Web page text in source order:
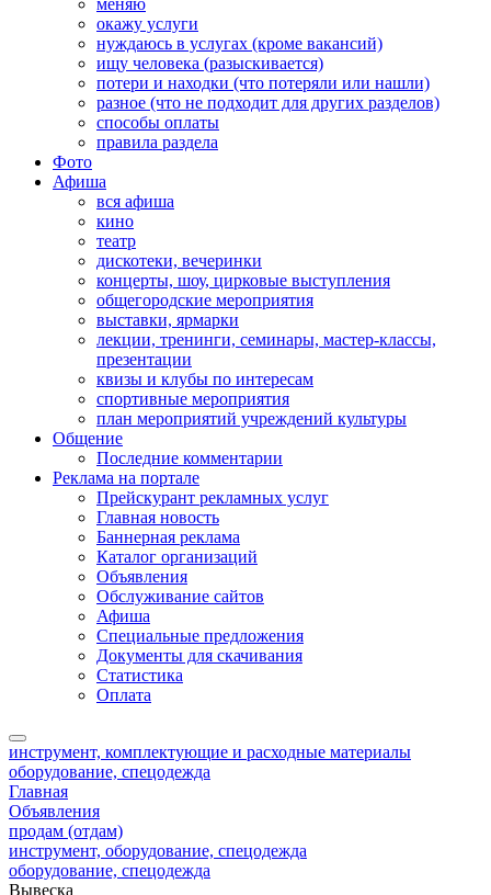
меняю
окажу услуги
нуждаюсь в услугах (кроме вакансий)
ищу человека (разыскивается)
потери и находки (что потеряли или нашли)
разное (что не подходит для других разделов)
способы оплаты
правила раздела
Фото
Афиша
вся афиша
кино
театр
дискотеки, вечеринки
концерты, шоу, цирковые выступления
общегородские мероприятия
выставки, ярмарки
лекции, тренинги, семинары, мастер-классы,
презентации
квизы и клубы по интересам
спортивные мероприятия
план мероприятий учреждений культуры
Общение
Последние комментарии
Реклама на портале
Прейскурант рекламных услуг
Главная новость
Баннерная реклама
Каталог организаций
Объявления
Обслуживание сайтов
Афиша
Специальные предложения
Документы для скачивания
Статистика
Оплата
инструмент, комплектующие и расходные материалы
оборудование, спецодежда
Главная
Объявления
продам (отдам)
инструмент, оборудование, спецодежда
оборудование, спецодежда
Вывеска